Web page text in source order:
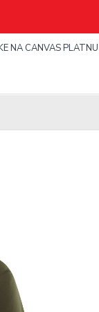
NA CANVAS PLATNU